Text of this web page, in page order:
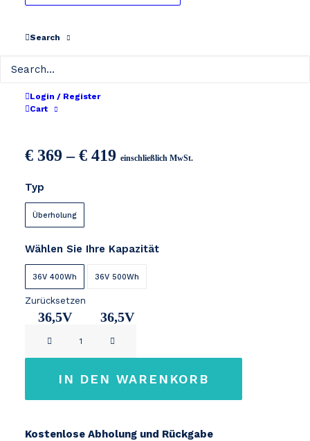
Search
Login / Register
Cart
Phylion EBT360
€ 369 –€ 419Preisspanne:
einschließlich MwSt.
Typ
Überholung
Wählen Sie Ihre Kapazität
36V 400Wh
36,5V
36V 500Wh
36,5V
Zurücksetzen
IN DEN WARENKORB
Kostenlose Abholung und Rückgabe